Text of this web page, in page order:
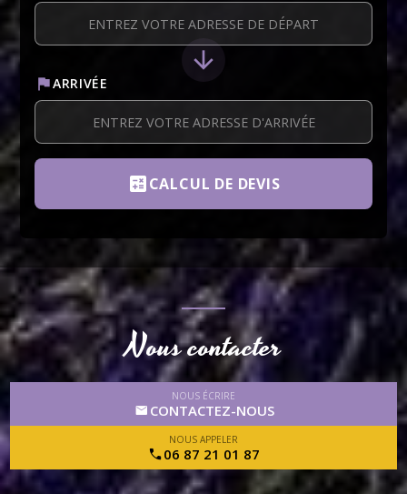
arrow_downward
flagARRIVÉE
calculateCALCUL DE DEVIS
Nous contacter
NOUS ÉCRIRE
CONTACTEZ-NOUS
NOUS APPELER
06 87 21 01 87